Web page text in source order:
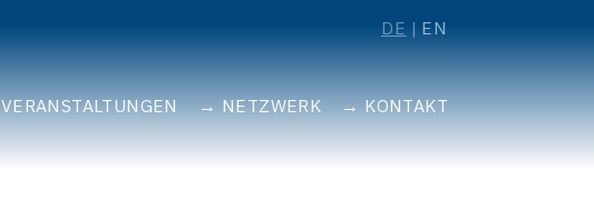
VERANSTALTUNGEN NETZWERK KONTAKT
DE EN